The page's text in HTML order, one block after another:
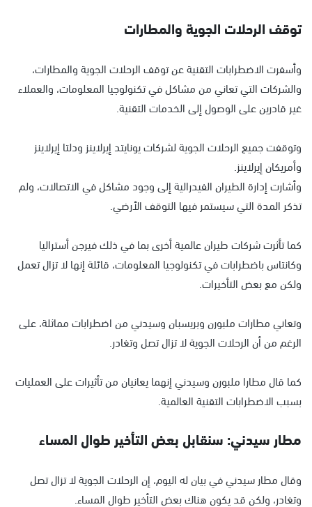
توقف الرحلات الجوية والمطارات
وأسفرت الاضطرابات التقنية عن توقف الرحلات الجوية والمطارات،
والشركات التي تعاني من مشاكل في تكنولوجيا المعلومات، والعملاء
غير قادرين على الوصول إلى الخدمات التقنية.
وتوقفت جميع الرحلات الجوية لشركات يونايتد إيرلاينز ودلتا إيرلاينز
وأمريكان إيرلاينز.
وأشارت إدارة الطيران الفيدرالية إلى وجود مشاكل في الاتصالات، ولم
تذكر المدة التي سيستمر فيها التوقف الأرضي.
كما تأثرت شركات طيران عالمية أخرى بما في ذلك فيرجن أستراليا
وكانتاس باضطرابات في تكنولوجيا المعلومات، قائلة إنها لا تزال تعمل
ولكن مع بعض التأخيرات.
وتعاني مطارات ملبورن وبريسبان وسيدني من اضطرابات مماثلة، على
الرغم من أن الرحلات الجوية لا تزال تصل وتغادر.
كما قال مطارا ملبورن وسيدني إنهما يعانيان من تأثيرات على العمليات
بسبب الاضطرابات التقنية العالمية.
مطار سيدني: سنقابل بعض التأخير طوال المساء
وقال مطار سيدني في بيان له اليوم، إن الرحلات الجوية لا تزال تصل
وتغادر، ولكن قد يكون هناك بعض التأخير طوال المساء.